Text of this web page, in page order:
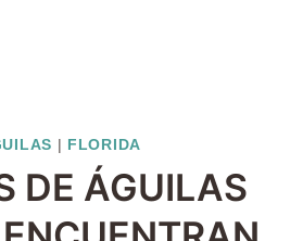
| FLORIDA
DE ÁGUILAS